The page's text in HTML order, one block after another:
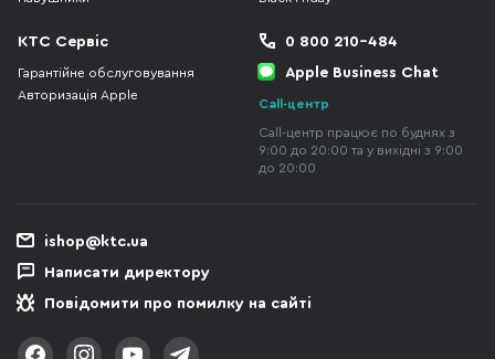
КТС Сервіс
Гарантійне обслуговування
Авторизація Apple
0 800 210-484
Apple Business Chat
Call-центр
Call-центр працює по буднях з
9:00 до 20:00 та у вихідні з 9:00
до 20:00
ishop@ktc.ua
Написати директору
Повідомити про помилку на сайті